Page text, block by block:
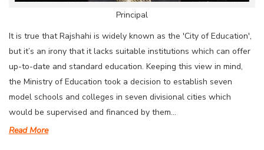
Principal
It is true that Rajshahi is widely known as the 'City of Education',
but it’s an irony that it lacks suitable institutions which can offer
up-to-date and standard education. Keeping this view in mind,
the Ministry of Education took a decision to establish seven
model schools and colleges in seven divisional cities which
would be supervised and financed by them...
Read More